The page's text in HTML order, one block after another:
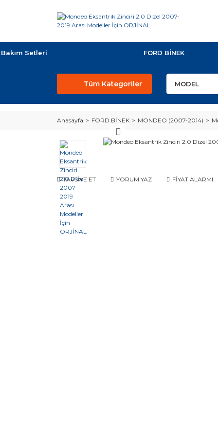
Bakım Setleri FORD BİNEK
Tüm Kategoriler
Anasayfa FORD BİNEK MONDEO (2007-2014)
TAVSİYE ET YORUM YAZ FİYAT ALARMI